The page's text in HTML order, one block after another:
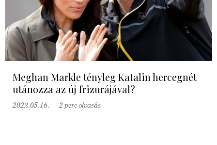
Meghan Markle tényleg Katalin hercegnét
utánozza az új frizurájával?
2023.05.16. 2 perc olvasás